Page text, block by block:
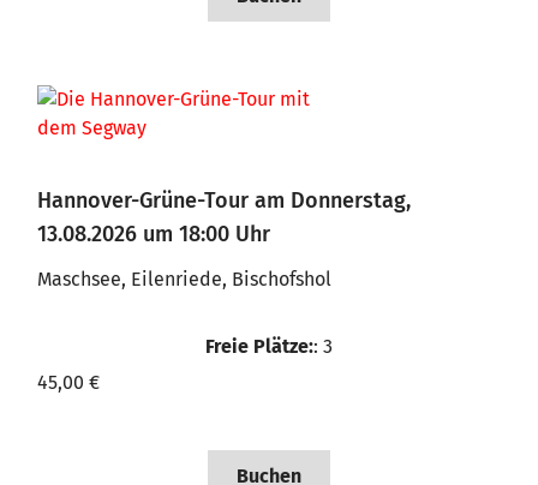
Hannover-Grüne-Tour am Donnerstag,
13.08.2026 um 18:00 Uhr
Maschsee, Eilenriede, Bischofshol
Freie Plätze:: 3
45,00 €
Buchen